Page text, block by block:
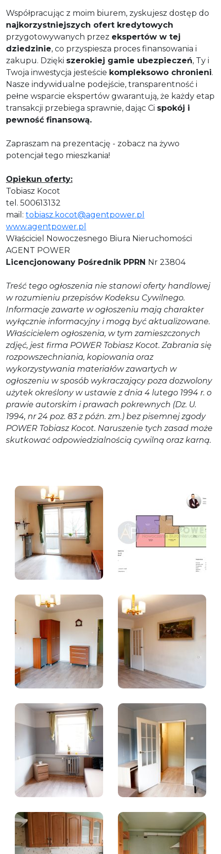
Współpracując z moim biurem, zyskujesz dostęp do
najkorzystniejszych ofert kredytowych
przygotowywanych przez ekspertów w tej
dziedzinie, co przyspiesza proces finansowania i
zakupu. Dzięki szerokiej gamie ubezpieczeń, Ty i
Twoja inwestycja jesteście kompleksowo chronieni.
Nasze indywidualne podejście, transparentność i
pełne wsparcie ekspertów gwarantują, że każdy etap
transakcji przebiega sprawnie, dając Ci spokój i
pewność finansową.
Zapraszam na prezentację - zobacz na żywo
potencjał tego mieszkania!
Opiekun oferty:
Tobiasz Kocot
tel. 500613132
mail: tobiasz.kocot@agentpower.pl
www.agentpower.pl
Właściciel Nowoczesnego Biura Nieruchomości
AGENT POWER
Licencjonowany Pośrednik PPRN Nr 23804
Treść tego ogłoszenia nie stanowi oferty handlowej
w rozumieniu przepisów Kodeksu Cywilnego.
Informacje zawarte w ogłoszeniu mają charakter
wyłącznie informacyjny i mogą być aktualizowane.
Właścicielem ogłoszenia, w tym zamieszczonych
zdjęć, jest firma POWER Tobiasz Kocot. Zabrania się
rozpowszechniania, kopiowania oraz
wykorzystywania materiałów zawartych w
ogłoszeniu w sposób wykraczający poza dozwolony
użytek określony w ustawie z dnia 4 lutego 1994 r. o
prawie autorskim i prawach pokrewnych (Dz. U.
1994, nr 24 poz. 83 z późn. zm.) bez pisemnej zgody
POWER Tobiasz Kocot. Naruszenie tych zasad może
skutkować odpowiedzialnością cywilną oraz karną.